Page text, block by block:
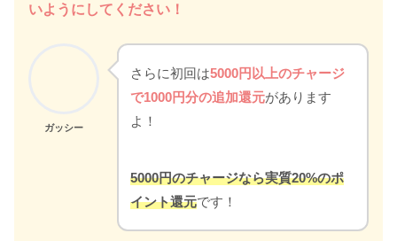
いようにしてください！
ガッシー
さらに初回は5000円以上のチャージ
で1000円分の追加還元があります
よ！
5000円のチャージなら実質20%のポ
イント還元です！